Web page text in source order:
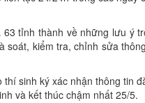
tỉnh thành về những lưu ý
kiểm tra, chỉnh sửa
sinh ký xác nhận thông tin
và kết thúc chậm nhất 25/5.